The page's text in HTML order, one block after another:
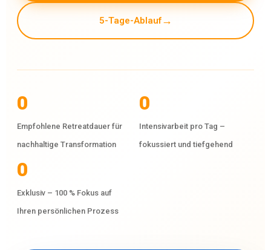
5-Tage-Ablauf
0
Empfohlene Retreatdauer für
nachhaltige Transformation
0
Intensivarbeit pro Tag –
fokussiert und tiefgehend
0
Exklusiv – 100 % Fokus auf
Ihren persönlichen Prozess